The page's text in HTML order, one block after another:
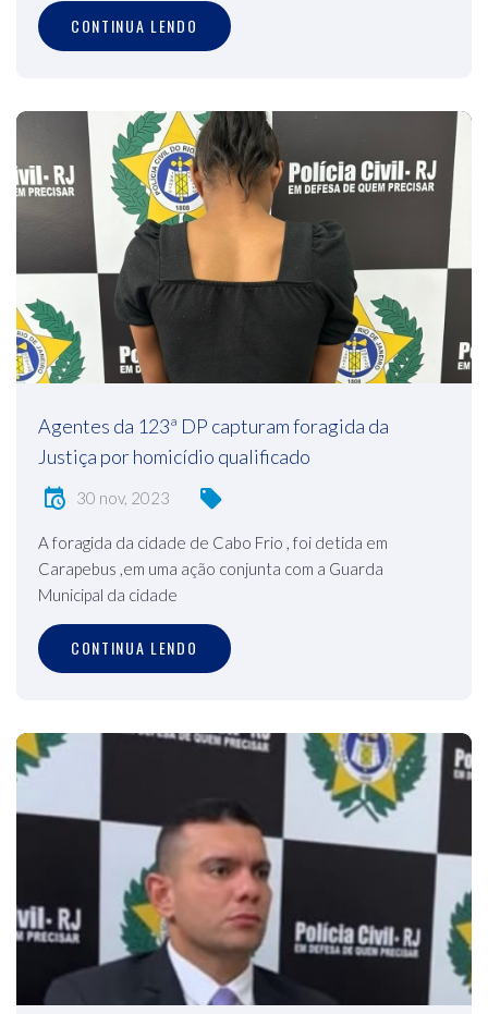
CONTINUA LENDO
Agentes da 123ª DP capturam foragida da
Justiça por homicídio qualificado
30 nov, 2023
A foragida da cidade de Cabo Frio , foi detida em
Carapebus ,em uma ação conjunta com a Guarda
Municipal da cidade
CONTINUA LENDO